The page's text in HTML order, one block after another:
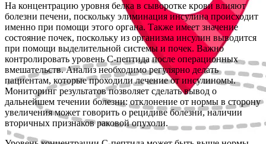
На концентрацию уровня белка в сыворотке крови влияют
болезни печени, поскольку элиминация инсулина происходит
именно при помощи этого органа. Также имеет значение
состояние почек, поскольку из организма инсулин выводится
при помощи выделительной системы и почек. Важно
контролировать уровень С-пептида после операционных
вмешательств. Анализ необходимо регулярно делать
пациентам, которые проходили лечение от инсулиномы.
Мониторинг результатов позволяет сделать вывод о
дальнейшем течении болезни: отклонение от нормы в сторону
увеличения может говорить о рецидиве болезни, наличии
вторичных признаков раковой опухоли.